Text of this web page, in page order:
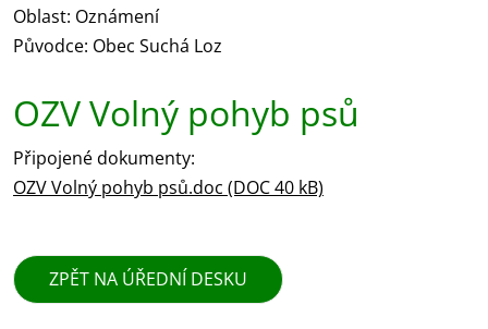
Oblast: Oznámení
Původce: Obec Suchá Loz
OZV Volný pohyb psů
Připojené dokumenty:
OZV Volný pohyb psů.doc (DOC 40 kB)
ZPĚT NA ÚŘEDNÍ DESKU